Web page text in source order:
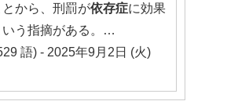
から、刑罰が依存症に効果
う指摘がある。…
語) - 2025年9月2日 (火)